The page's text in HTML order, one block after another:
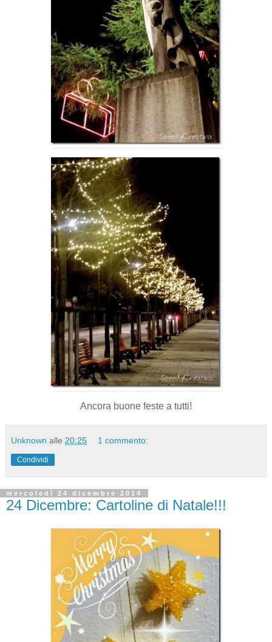
Ancora buone feste a tutti!
Unknown alle 20:25 1 commento:
Condividi
mercoledì 24 dicembre 2014
24 Dicembre: Cartoline di Natale!!!